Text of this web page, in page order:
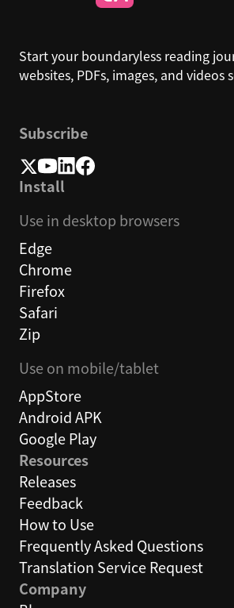
Start your boundaryless reading
websites, PDFs, images, and videos
Subscribe
Install
Use in desktop browsers
Edge
Chrome
Firefox
Safari
Zip
Use on mobile/tablet
AppStore
Android APK
Google Play
Resources
Releases
Feedback
How to Use
Frequently Asked Questions
Translation Service Request
Company